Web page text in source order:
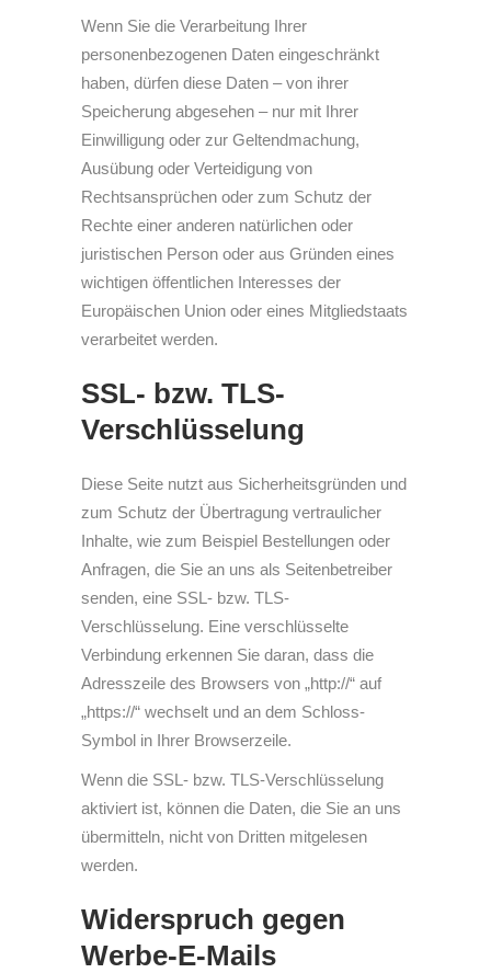
Wenn Sie die Verarbeitung Ihrer
personenbezogenen Daten eingeschränkt
haben, dürfen diese Daten – von ihrer
Speicherung abgesehen – nur mit Ihrer
Einwilligung oder zur Geltendmachung,
Ausübung oder Verteidigung von
Rechtsansprüchen oder zum Schutz der
Rechte einer anderen natürlichen oder
juristischen Person oder aus Gründen eines
wichtigen öffentlichen Interesses der
Europäischen Union oder eines Mitgliedstaats
verarbeitet werden.
SSL- bzw. TLS-
Verschlüsselung
Diese Seite nutzt aus Sicherheitsgründen und
zum Schutz der Übertragung vertraulicher
Inhalte, wie zum Beispiel Bestellungen oder
Anfragen, die Sie an uns als Seitenbetreiber
senden, eine SSL- bzw. TLS-
Verschlüsselung. Eine verschlüsselte
Verbindung erkennen Sie daran, dass die
Adresszeile des Browsers von „http://“ auf
„https://“ wechselt und an dem Schloss-
Symbol in Ihrer Browserzeile.
Wenn die SSL- bzw. TLS-Verschlüsselung
aktiviert ist, können die Daten, die Sie an uns
übermitteln, nicht von Dritten mitgelesen
werden.
Widerspruch gegen
Werbe-E-Mails